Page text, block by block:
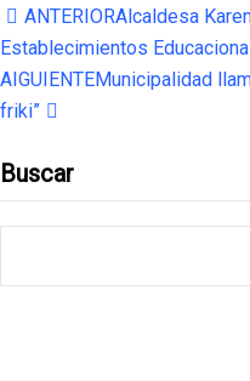
ANTERIORAlcaldesa
Establecimientos
AIGUIENTEMunicipalidad
friki”
Buscar